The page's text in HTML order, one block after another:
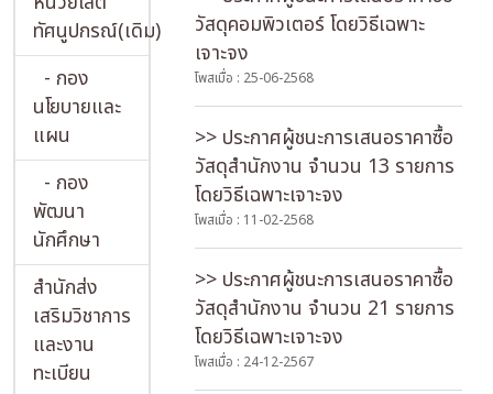
ทัศนูปกรณ์(เดิม)
- กอง
นโยบายและ
แผน
- กอง
พัฒนา
นักศึกษา
สำนักส่ง
เสริมวิชาการ
และงาน
ทะเบียน
วัสดุคอมพิวเตอร์ โดยวิธีเฉพาะ
เจาะจง
โพสเมื่อ : 25-06-2568
>> ประกาศผู้ชนะการเสนอราคาซื้อ
วัสดุสำนักงาน จำนวน 13 รายการ
โดยวิธีเฉพาะเจาะจง
โพสเมื่อ : 11-02-2568
>> ประกาศผู้ชนะการเสนอราคาซื้อ
วัสดุสำนักงาน จำนวน 21 รายการ
โดยวิธีเฉพาะเจาะจง
โพสเมื่อ : 24-12-2567